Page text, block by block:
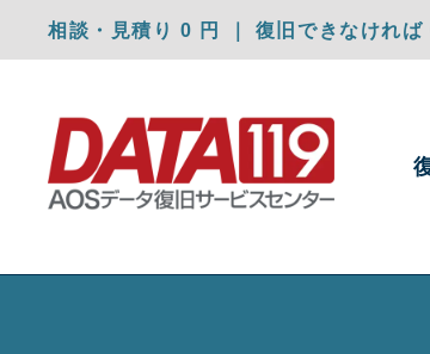
相談・見積り 0 円 ｜ 復旧できなけれ